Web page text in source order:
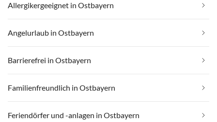
Allergikergeeignet in Ostbayern
Angelurlaub in Ostbayern
Barrierefrei in Ostbayern
Familienfreundlich in Ostbayern
Feriendörfer und -anlagen in Ostbayern